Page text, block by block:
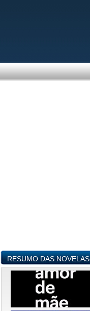
RESUMO DAS NOVELAS